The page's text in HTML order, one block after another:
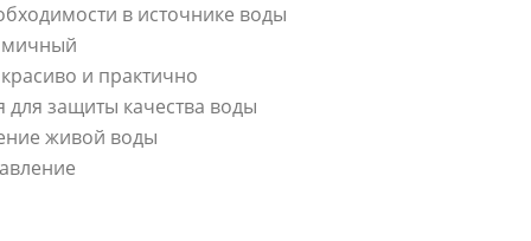
в источнике воды
и практично
защиты качества воды
живой воды